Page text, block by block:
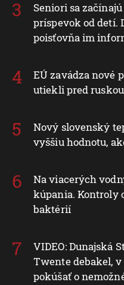
Seniori sa
príspevok od detí.
poisťovňa im
EÚ zavádza nové
utiekli pred
Nový slovenský
vyššiu hodnotu,
Na viacerých
kúpania. Kontroly
baktérií
VIDEO: Dunajská
Twente debakel, v
pokúšať o